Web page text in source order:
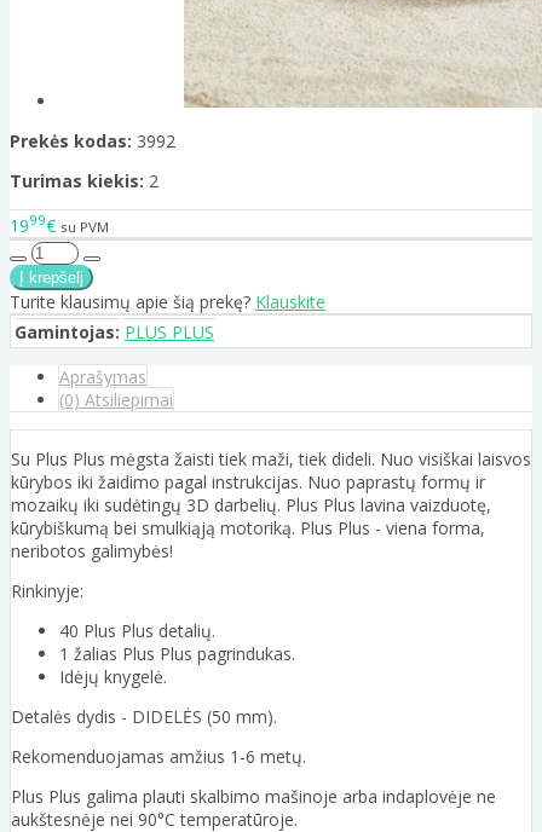
Prekės kodas: 3992
Turimas kiekis: 2
1999€ su PVM
Turite klausimų apie šią prekę? Klauskite
Gamintojas: PLUS PLUS
Aprašymas
(0) Atsiliepimai
Su Plus Plus mėgsta žaisti tiek maži, tiek dideli. Nuo visiškai laisvos
kūrybos iki žaidimo pagal instrukcijas. Nuo paprastų formų ir
mozaikų iki sudėtingų 3D darbelių. Plus Plus lavina vaizduotę,
kūrybiškumą bei smulkiąją motoriką. Plus Plus - viena forma,
neribotos galimybės!
Rinkinyje:
40 Plus Plus detalių.
1 žalias Plus Plus pagrindukas.
Idėjų knygelė.
Detalės dydis - DIDELĖS (50 mm).
Rekomenduojamas amžius 1-6 metų.
Plus Plus galima plauti skalbimo mašinoje arba indaplovėje ne
aukštesnėje nei 90°C temperatūroje.